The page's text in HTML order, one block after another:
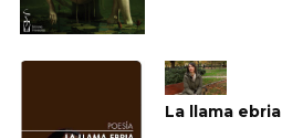
La llama ebria